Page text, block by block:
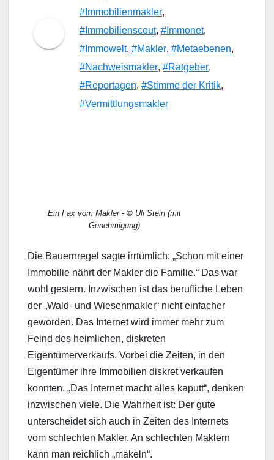
#Immobilienmakler,
#Immobilienscout, #Immonet,
#Immowelt, #Makler, #Metaebenen,
#Nachweismakler, #Ratgeber,
#Reportagen, #Stimme der Kritik,
#Vermittlungsmakler
Ein Fax vom Makler - © Uli Stein (mit
Genehmigung)
Die Bauernregel sagte irrtümlich: „Schon mit einer
Immobilie nährt der Makler die Familie.“ Das war
wohl gestern. Inzwischen ist das berufliche Leben
der „Wald- und Wiesenmakler“ nicht einfacher
geworden. Das Internet wird immer mehr zum
Feind des heimlichen, diskreten
Eigentümerverkaufs. Vorbei die Zeiten, in den
Eigentümer ihre Immobilien diskret verkaufen
konnten. „Das Internet macht alles kaputt“, denken
inzwischen viele. Die Wahrheit ist: Der gute
unterscheidet sich auch in Zeiten des Internets
vom schlechten Makler. An schlechten Maklern
kann man reichlich „mäkeln“.